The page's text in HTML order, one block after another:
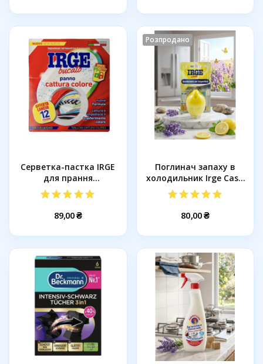
Серветка-пастка IRGE
для прання
кольорових...
89,00 ₴
Розпродано
Поглинач запаху в
холодильник Irge Casa
Лимон...
80,00 ₴